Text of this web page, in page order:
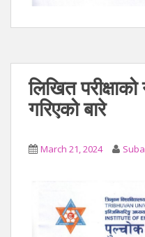
लिखित
गरिएको बारे
March 21, 2024